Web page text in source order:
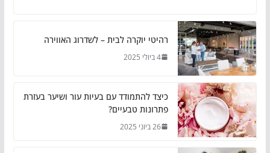
רהיטי יוקרה לבית – לשדרוג האווירה
4 ביולי 2025
כיצד להתמודד עם בעיות עור ושיער בעזרת
פתרונות טבעיים?
26 ביוני 2025